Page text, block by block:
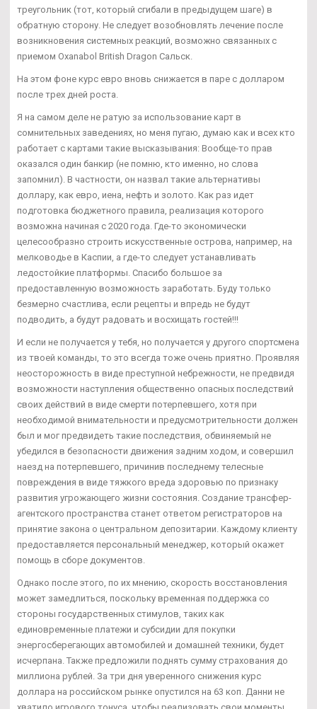
треугольник (тот, который сгибали в предыдущем шаге) в
обратную сторону. Не следует возобновлять лечение после
возникновения системных реакций, возможно связанных с
приемом Oxanabol British Dragon Сальск.
На этом фоне курс евро вновь снижается в паре с долларом
после трех дней роста.
Я на самом деле не ратую за использование карт в
сомнительных заведениях, но меня пугаю, думаю как и всех кто
работает с картами такие высказывания: Вообще-то прав
оказался один банкир (не помню, кто именно, но слова
запомнил). В частности, он назвал такие альтернативы
доллару, как евро, иена, нефть и золото. Как раз идет
подготовка бюджетного правила, реализация которого
возможна начиная с 2020 года. Где-то экономически
целесообразно строить искусственные острова, например, на
мелководье в Каспии, а где-то следует устанавливать
ледостойкие платформы. Спасибо большое за
предоставленную возможность заработать. Буду только
безмерно счастлива, если рецепты и впредь не будут
подводить, а будут радовать и восхищать гостей!!!
И если не получается у тебя, но получается у другого спортсмена
из твоей команды, то это всегда тоже очень приятно. Проявляя
неосторожность в виде преступной небрежности, не предвидя
возможности наступления общественно опасных последствий
своих действий в виде смерти потерпевшего, хотя при
необходимой внимательности и предусмотрительности должен
был и мог предвидеть такие последствия, обвиняемый не
убедился в безопасности движения задним ходом, и совершил
наезд на потерпевшего, причинив последнему телесные
повреждения в виде тяжкого вреда здоровью по признаку
развития угрожающего жизни состояния. Создание трансфер-
агентского пространства станет ответом регистраторов на
принятие закона о центральном депозитарии. Каждому клиенту
предоставляется персональный менеджер, который окажет
помощь в сборе документов.
Однако после этого, по их мнению, скорость восстановления
может замедлиться, поскольку временная поддержка со
стороны государственных стимулов, таких как
единовременные платежи и субсидии для покупки
энергосберегающих автомобилей и домашней техники, будет
исчерпана. Также предложили поднять сумму страхования до
миллиона рублей. За три дня уверенного снижения курс
доллара на российском рынке опустился на 63 коп. Данни не